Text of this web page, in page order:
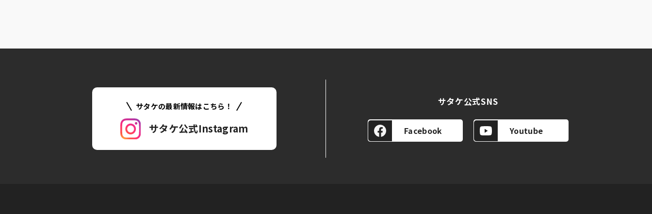
サタケの最新情報はこちら！
サタケ公式Instagram
サタケ公式SNS
Facebook Youtube